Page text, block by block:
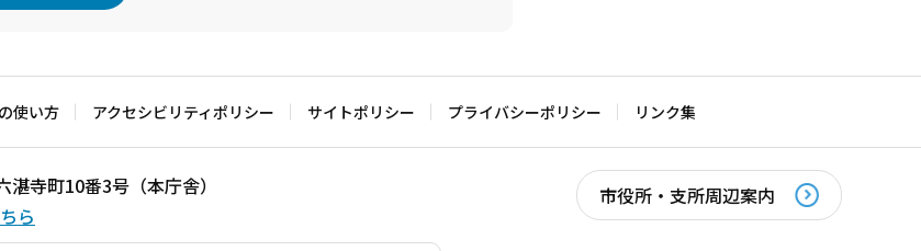
使い方 アクセシビリティポリシー サイトポリシー プライバシーポリシー リンク集
寺町10番3号（本庁舎）
ら
市役所・支所周辺案内